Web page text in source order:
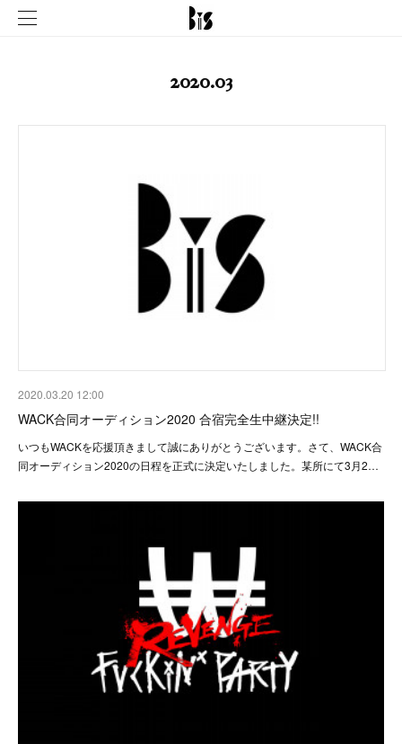
2020.03
2020.03.20 12:00
WACK合同オーディション2020 合宿完全生中継決定!!
いつもWACKを応援頂きまして誠にありがとうございます。さて、WACK合
同オーディション2020の日程を正式に決定いたしました。某所にて3月2…